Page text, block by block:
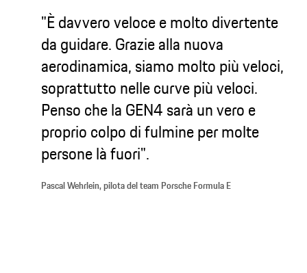
"È davvero veloce e molto divertente
da guidare. Grazie alla nuova
aerodinamica, siamo molto più veloci,
soprattutto nelle curve più veloci.
Penso che la GEN4 sarà un vero e
proprio colpo di fulmine per molte
persone là fuori".
Pascal Wehrlein, pilota del team Porsche Formula E